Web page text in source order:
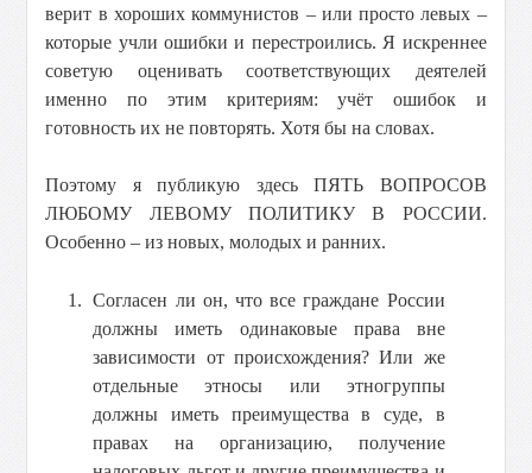
верит в хороших коммунистов – или просто левых –
которые учли ошибки и перестроились. Я искреннее
советую оценивать соответствующих деятелей
именно по этим критериям: учёт ошибок и
готовность их не повторять. Хотя бы на словах.
Поэтому я публикую здесь ПЯТЬ ВОПРОСОВ
ЛЮБОМУ ЛЕВОМУ ПОЛИТИКУ В РОССИИ.
Особенно – из новых, молодых и ранних.
Согласен ли он, что все граждане России
должны иметь одинаковые права вне
зависимости от происхождения? Или же
отдельные этносы или этногруппы
должны иметь преимущества в суде, в
правах на организацию, получение